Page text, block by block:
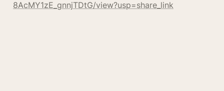
8AcMY1zE_gnnjTDtG/view?usp=share_link